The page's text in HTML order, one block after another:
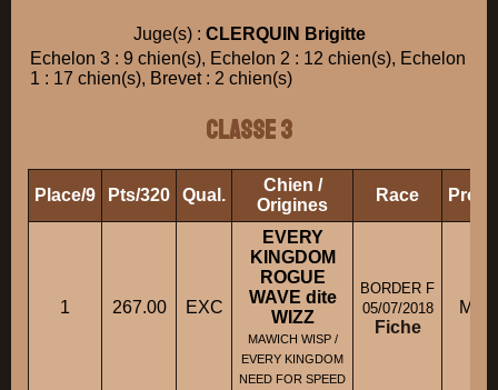
Juge(s) : CLERQUIN Brigitte
Echelon 3 : 9 chien(s), Echelon 2 : 12 chien(s), Echelon
1 : 17 chien(s), Brevet : 2 chien(s)
Classe 3
Place/9 Pts/320 Qual.
Chien /
Origines
Race
1 267.00 EXC
EVERY
KINGDOM
ROGUE
WAVE dite
WIZZ
MAWICH WISP /
EVERY KINGDOM
NEED FOR SPEED
BORDER F
05/07/2018
Fiche
M.